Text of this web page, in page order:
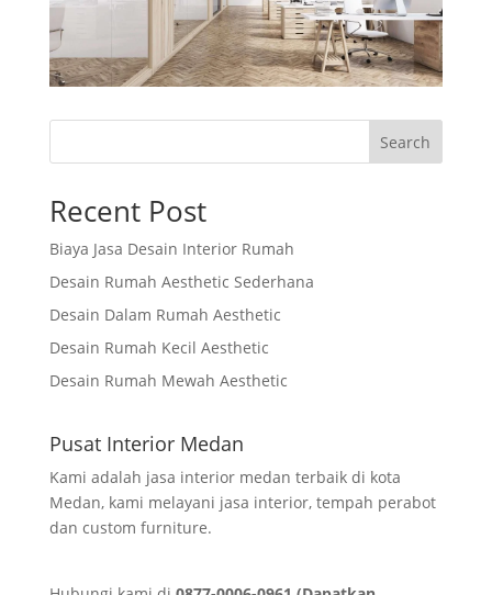
Search
Recent Post
Biaya Jasa Desain Interior Rumah
Desain Rumah Aesthetic Sederhana
Desain Dalam Rumah Aesthetic
Desain Rumah Kecil Aesthetic
Desain Rumah Mewah Aesthetic
Pusat Interior Medan
Kami adalah jasa interior medan terbaik di kota
Medan, kami melayani jasa interior, tempah perabot
dan custom furniture.